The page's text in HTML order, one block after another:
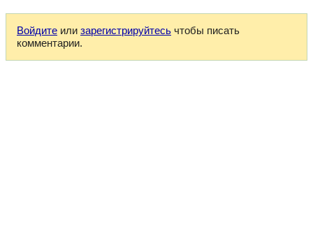
Войдите или зарегистрируйтесь чтобы писать
комментарии.